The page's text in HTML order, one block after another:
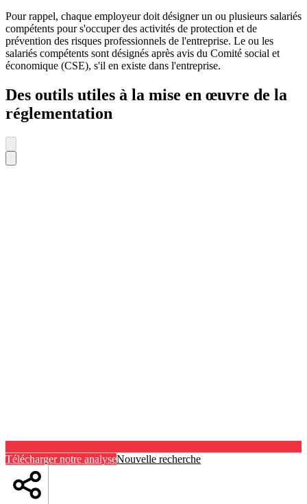
Pour rappel, chaque employeur doit désigner un ou plusieurs salariés
compétents pour s'occuper des activités de protection et de
prévention des risques professionnels de l'entreprise. Le ou les
salariés compétents sont désignés après avis du Comité social et
économique (CSE), s'il en existe dans l'entreprise.
Des outils utiles à la mise en œuvre de la
réglementation
Télécharger notre analyseNouvelle recherche